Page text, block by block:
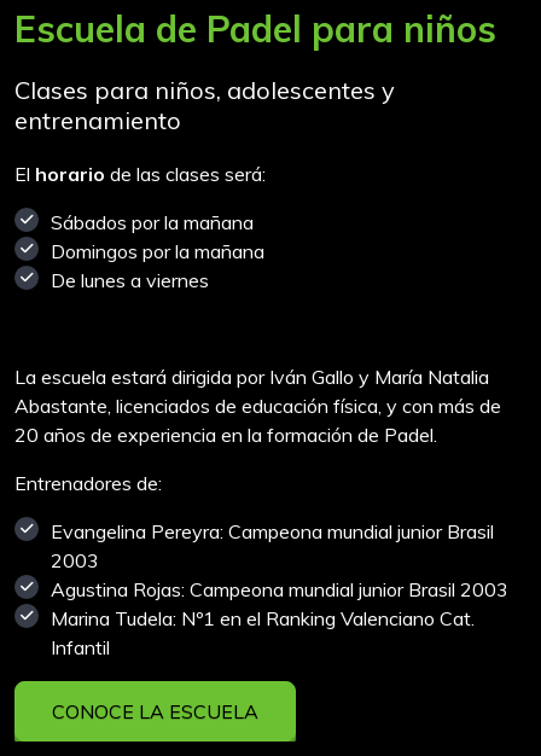
Escuela de Padel para niños
Clases para niños, adolescentes y
entrenamiento
El horario de las clases será:
Sábados por la mañana
Domingos por la mañana
De lunes a viernes
La escuela estará dirigida por Iván Gallo y María Natalia
Abastante, licenciados de educación física, y con más de
20 años de experiencia en la formación de Padel.
Entrenadores de:
Evangelina Pereyra: Campeona mundial junior Brasil
2003
Agustina Rojas: Campeona mundial junior Brasil 2003
Marina Tudela: Nº1 en el Ranking Valenciano Cat.
Infantil
CONOCE LA ESCUELA